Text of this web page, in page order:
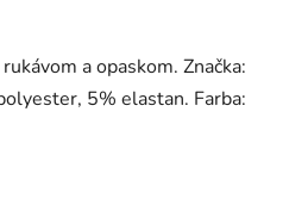
a opaskom. Značka:
5% elastan. Farba: